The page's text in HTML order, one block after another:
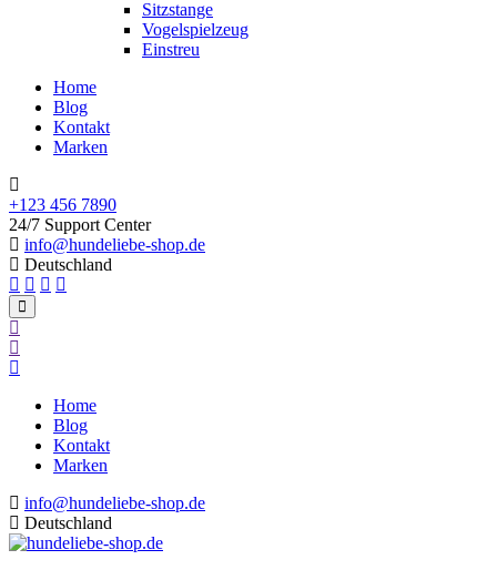
Sitzstange
Vogelspielzeug
Einstreu
Home
Blog
Kontakt
Marken
+123 456 7890
24/7 Support Center
info@hundeliebe-shop.de
Deutschland
Home
Blog
Kontakt
Marken
info@hundeliebe-shop.de
Deutschland